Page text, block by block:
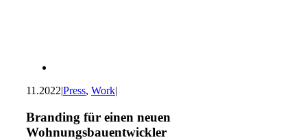
11.2022|Press, Work|
Branding für einen neuen
Wohnungsbauentwickler